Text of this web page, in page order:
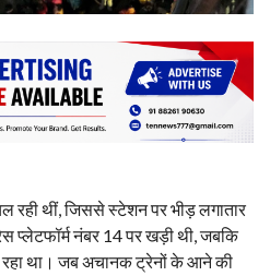
रही थीं, जिससे स्टेशन पर भीड़ लगातार
प्लेटफॉर्म नंबर 14 पर खड़ी थी, जबकि
रहा था। जब अचानक ट्रेनों के आने की